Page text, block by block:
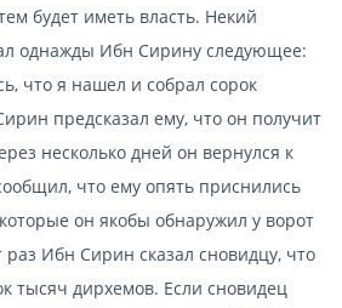
будет иметь власть. Некий
однажды Ибн Сирину следующее:
что я нашел и собрал сорок
предсказал ему, что он получит
несколько дней он вернулся к
что ему опять приснились
он якобы обнаружил у ворот
раз Ибн Сирин сказал сновидцу, что
тысяч дирхемов. Если сновидец